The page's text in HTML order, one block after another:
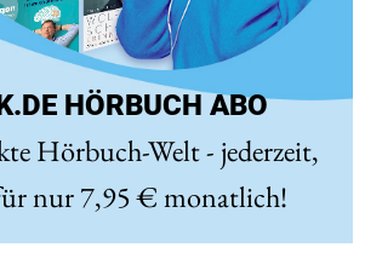
HÖRBUCH ABO
Hörbuch-Welt - jederzeit,
nur 7,95 € monatlich!